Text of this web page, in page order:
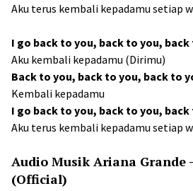
Aku terus kembali kepadamu setiap
I go back to you, back to you, back
Aku kembali kepadamu (Dirimu)
Back to you, back to you, back to
Kembali kepadamu
I go back to you, back to you,
Aku terus kembali kepadamu setiap
Audio Musik Ariana Grande
(Official)